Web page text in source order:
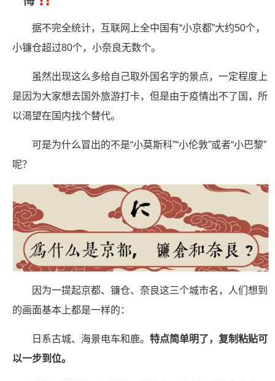
据不完全统计，互联网上全中国有“小京都”大约50个，
小镰仓超过80个，小奈良无数个。
虽然出现这么多给自己取外国名字的景点，一定程度上
是因为大家想去国外旅游打卡，但是由于疫情出不了国，所
以渴望在国内找个替代。
可是为什么冒出的不是“小莫斯科”“小伦敦”或者“小巴黎”
呢？
因为一提起京都、镰仓、奈良这三个城市名，人们想到
的画面基本上都是一样的：
日系古城、海景电车和鹿。 特点简单明了，复制粘贴可
以一步到位。